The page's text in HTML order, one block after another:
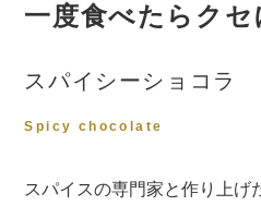
一度食べたらクセ
スパイシーショコラ
Spicy chocolate
スパイスの専門家と作り上げ